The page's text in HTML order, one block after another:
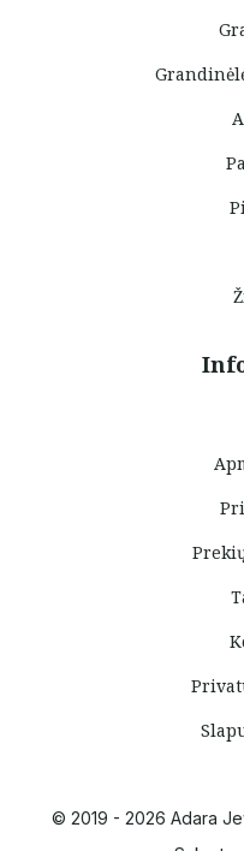
© 2019 - 2026 Adara